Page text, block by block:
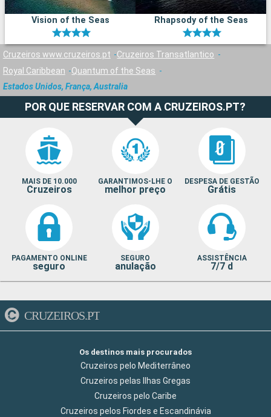
Vision of the Seas Rhapsody of the Seas
Cruzeiros www.cruzeiros.pt
Cruzeiros Transatlantico
Royal Caribbean
Quantum of the Seas
Estados Unidos, França, Australia
POR QUE RESERVAR COM A CRUZEIROS.PT?
MAIS DE 10.000
Cruzeiros
GARANTIMOS-LHE O
melhor preço
DESPESA DE GESTÃO
Grátis
PAGAMENTO ONLINE
seguro
SEGURO
anulação
ASSISTÊNCIA
7/7 d
CRUZEIROS.PT
Os destinos mais procurados
Cruzeiros pelo Mediterrâneo
Cruzeiros pelas Ilhas Gregas
Cruzeiros pelo Caribe
Cruzeiros pelos Fiordes e Escandinávia